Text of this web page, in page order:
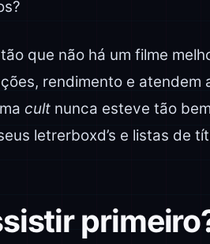
que não há um filme
rendimento e atendem
cult nunca esteve tão
letrerboxd’s e listas de